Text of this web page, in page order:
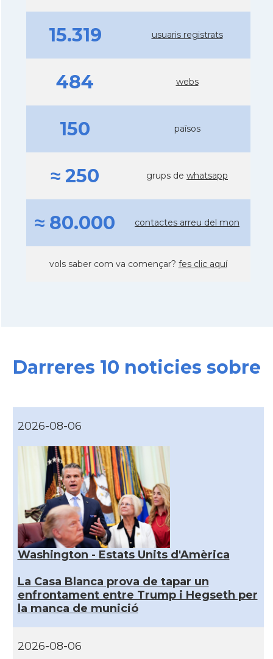
15.319 usuaris registrats
484 webs
150 països
≈ 250 grups de whatsapp
≈ 80.000 contactes arreu del mon
vols saber com va començar? fes clic aquí
Darreres 10 noticies sobre
2026-08-06
Washington - Estats Units d'Amèrica
La Casa Blanca prova de tapar un
enfrontament entre Trump i Hegseth per
la manca de munició
2026-08-06